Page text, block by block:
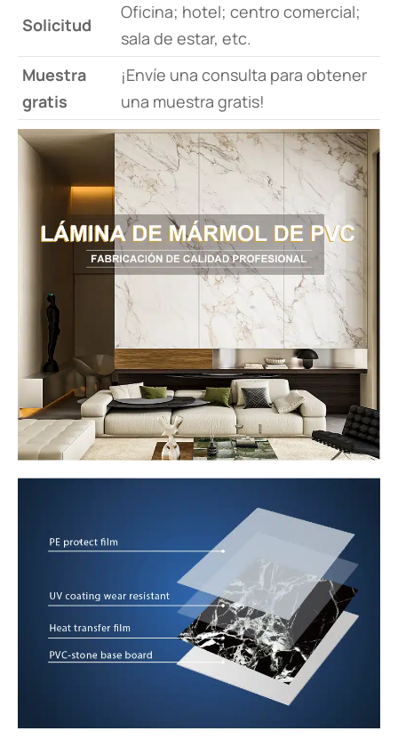
Solicitud
Oficina; hotel; centro comercial;
sala de estar, etc.
Muestra
gratis
¡Envíe una consulta para obtener
una muestra gratis!